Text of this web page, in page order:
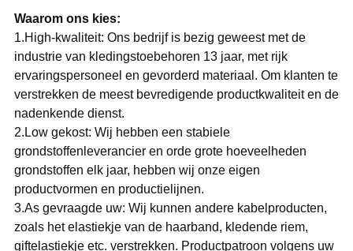
Waarom ons kies:
1.High-kwaliteit: Ons bedrijf is bezig geweest met de
industrie van kledingstoebehoren 13 jaar, met rijk
ervaringspersoneel en gevorderd materiaal. Om klanten te
verstrekken de meest bevredigende productkwaliteit en de
nadenkende dienst.
2.Low gekost: Wij hebben een stabiele
grondstoffenleverancier en orde grote hoeveelheden
grondstoffen elk jaar, hebben wij onze eigen
productvormen en productielijnen.
3.As gevraagde uw: Wij kunnen andere kabelproducten,
zoals het elastiekje van de haarband, kledende riem,
giftelastiekje etc. verstrekken. Productpatroon volgens uw